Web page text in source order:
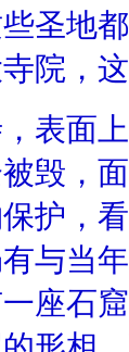
圣地
院，
表面
毁，
护，
与当
座石